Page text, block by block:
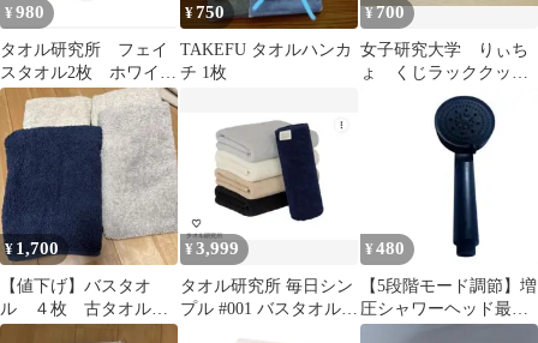
¥ 980
タオル研究所 フェイ
スタオル2枚 ホワイ
ト 軽さの理由 #006 薄
手
¥750
TAKEFU タオルハンカ
チ 1枚
¥700
女子研究大学 りぃち
ょ くじラッククッシ
¥ 1,700
【値下げ】バスタオ
ル ４枚 古タオル
ウエス まとめ売り
¥3,999
タオル研究所 毎日シン
プル #001 バスタオル 5
¥ 480
【5段階モード調節】増
圧シャワーヘッド最新
増強版のシャワーヘッ